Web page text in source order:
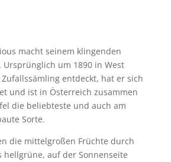
macht seinem klingenden
Ursprünglich um 1890 in West
Zufallssämling entdeckt, hat er sich
und ist in Österreich zusammen
die beliebteste und auch am
Sorte.
die mittelgroßen Früchte durch
hellgrüne, auf der Sonnenseite